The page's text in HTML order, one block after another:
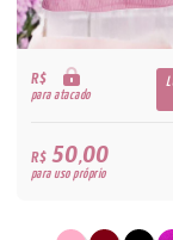
R$
para atacado
R$50,00
para uso próprio